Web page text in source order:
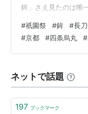
鉾」さえ見たのは唯
が、奈良に住んでい
の遠足時と仕事で正
た時の二度だった。
余裕が招く油断だろ
思う。 さて滋賀に
#祇園祭 #鉾 #長
#京都 #四条烏丸 #
ネットで話題
197 ブックマーク